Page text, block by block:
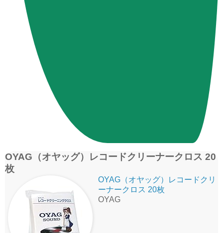
OYAG（オヤッグ）レコードクリーナークロス 20
枚
OYAG（オヤッグ）レコードクリ
ーナークロス 20枚
OYAG